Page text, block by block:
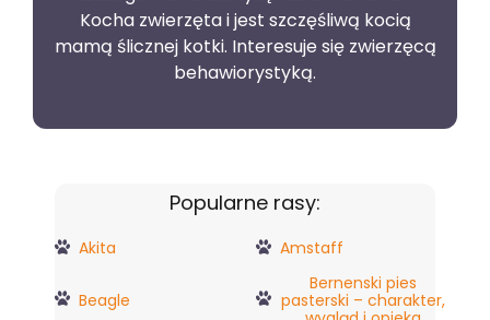
Kocha zwierzęta i jest szczęśliwą kocią
mamą ślicznej kotki. Interesuje się zwierzęcą
behawiorystyką.
Popularne rasy:
Akita Amstaff
Beagle
Bernenski pies
pasterski – charakter,